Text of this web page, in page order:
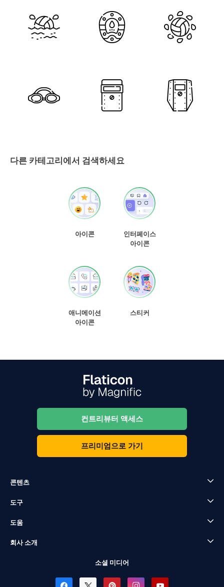
다른 카테고리에서 검색하세요
아이콘
인터페이스
아이콘
애니메이션
아이콘
스티커
컨트리뷰터 액세스
프리미엄으로 가기
콘텐츠
도구
도움
회사 소개
소셜 미디어